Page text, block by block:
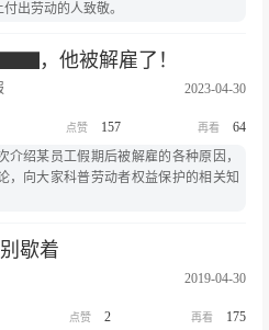
出劳动的人致敬。
，他被解雇了！
2023-04-30
157
64
绍某员工假期后被解雇的各种原因，
，向大家科普劳动者权益保护的相关知
歇着
2019-04-30
2 175